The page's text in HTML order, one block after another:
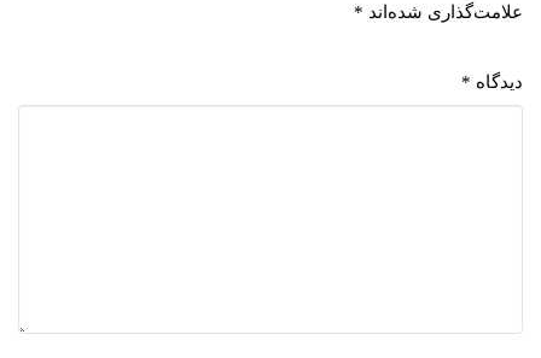
علامت‌گذاری شده‌اند *
دیدگاه *